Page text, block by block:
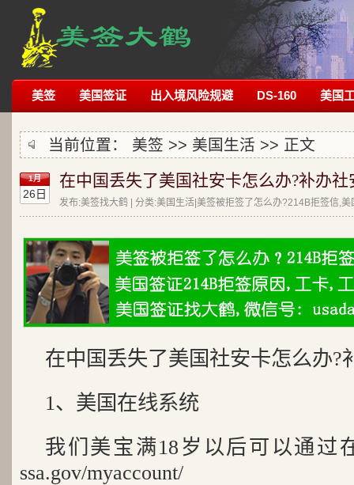
美签 美国签证 出入境风险规避 DS-160 美国
当前位置： 美签 >> 美国生活 >> 正文
1月
26日
在中国丢失了美国社安卡怎么办?补办社
发布:美签找大鹤 | 分类:美国生活|美签被拒签了怎么办?214B拒签信,
在中国丢失了美国社安卡怎么办?
1、美国在线系统
我们美宝满18岁以后可以通过
ssa.gov/myaccount/